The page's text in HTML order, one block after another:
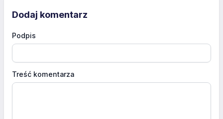
Dodaj komentarz
Podpis
Treść komentarza